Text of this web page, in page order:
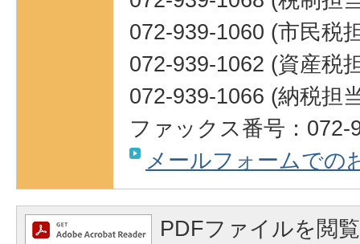
072-939-1060 (市民税
072-939-1062 (資産税
072-939-1066 (納税担
ファックス番号：072-
メールフォームでの
PDFファイルを閲